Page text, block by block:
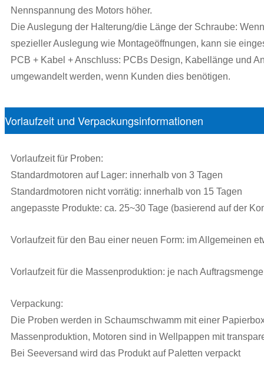
Nennspannung des Motors höher.
Die Auslegung der Halterung/die Länge der Schraube:
spezieller Auslegung wie Montageöffnungen, kann sie
PCB + Kabel + Anschluss: PCBs Design, Kabellänge und
umgewandelt werden, wenn Kunden dies benötigen.
Vorlaufzeit und Verpackungsinformationen
Vorlaufzeit für Proben:
Standardmotoren auf Lager: innerhalb von 3 Tagen
Standardmotoren nicht vorrätig: innerhalb von 15 Tagen
angepasste Produkte: ca. 25~30 Tage (basierend auf der
Vorlaufzeit für den Bau einer neuen Form: im Allgemeinen
Vorlaufzeit für die Massenproduktion: je nach Auftragsmenge
Verpackung:
Die Proben werden in Schaumschwamm mit einer
Massenproduktion, Motoren sind in Wellpappen mit
Bei Seeversand wird das Produkt auf Paletten verpackt